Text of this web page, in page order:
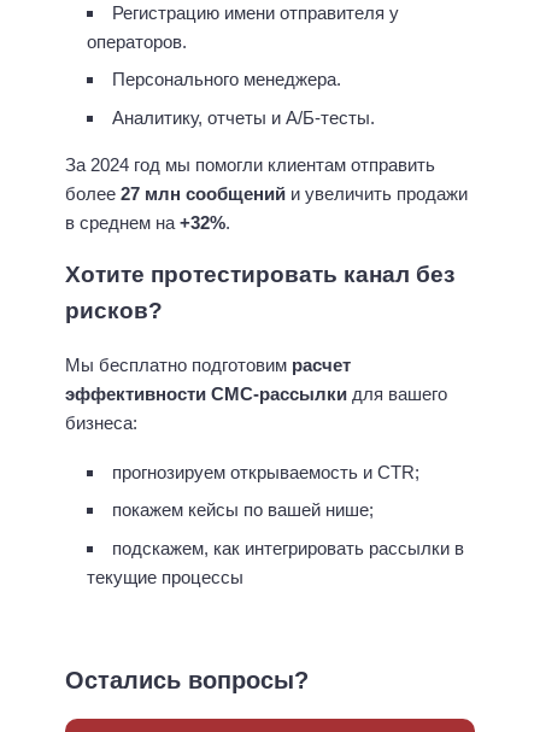
Регистрацию имени отправителя у
операторов.
Персонального менеджера.
Аналитику, отчеты и А/Б-тесты.
За 2024 год мы помогли клиентам отправить
более 27 млн сообщений и увеличить продажи
в среднем на +32%.
Хотите протестировать канал без
рисков?
Мы бесплатно подготовим расчет
эффективности СМС-рассылки для вашего
бизнеса:
прогнозируем открываемость и CTR;
покажем кейсы по вашей нише;
подскажем, как интегрировать рассылки в
текущие процессы
Остались вопросы?